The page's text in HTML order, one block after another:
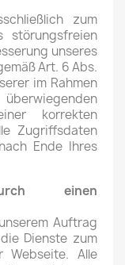
zum
störungsfreien
unseres
Art. 6 Abs.
im Rahmen
korrekten
Zugriffsdaten
Ende Ihres
einen
Auftrag
Dienste zum
Webseite. Alle